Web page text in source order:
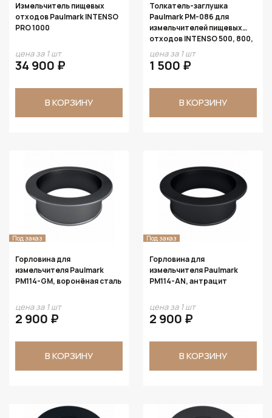
Измельчитель пищевых
отходов Paulmark INTENSO
PRO 1000
цена за 1 шт
34 900 ₽
В КОРЗИНУ
Толкатель-заглушка
Paulmark PM-086 для
измельчителей пищевых
отходов INTENSO 500, 800,
цена за 1 шт
1 500 ₽
В КОРЗИНУ
Под заказ
Горловина для
измельчителя Paulmark
PM114-GM, воронёная сталь
цена за 1 шт
2 900 ₽
В КОРЗИНУ
Под заказ
Горловина для
измельчителя Paulmark
PM114-AN, антрацит
цена за 1 шт
2 900 ₽
В КОРЗИНУ